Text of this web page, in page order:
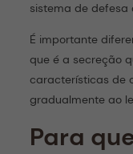
sistema de defesa
É importante
que é a secreção
características de
gradualmente ao
Para